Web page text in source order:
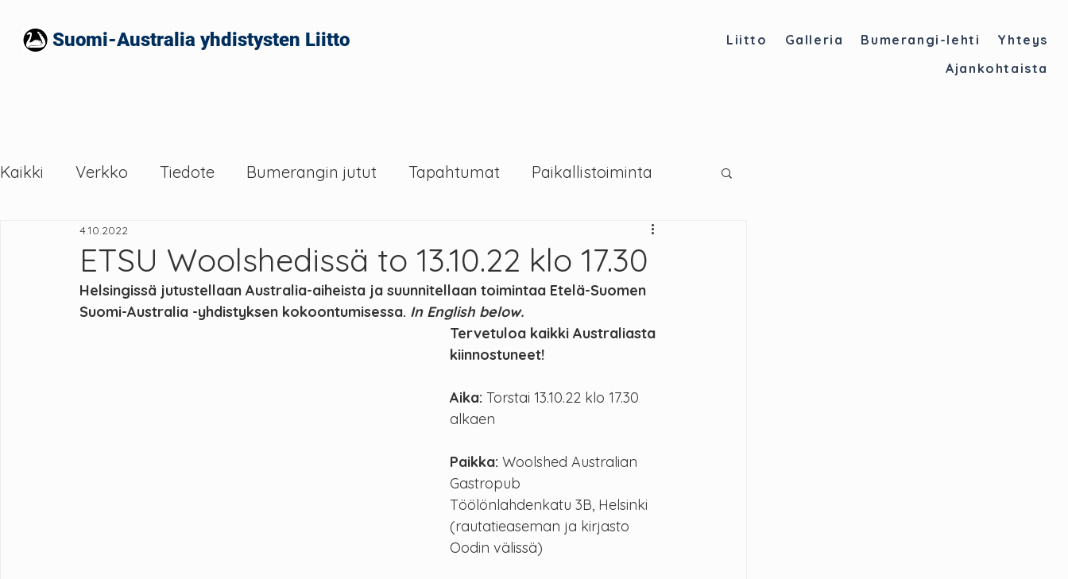
Suomi-Australia yhdistysten Liitto Liitto Galleria Bumerangi-lehti
Yhteys
Ajankohtaista
Kaikki Verkko Tiedote Bumerangin jutut Tapahtumat Paikallistoiminta
ETSU Woolshedissä to 13.10.22 klo 17.30
4.10.2022
Helsingissä jutustellaan Australia-aiheista ja suunnitellaan toimintaa Etelä-Suomen
Suomi-Australia -yhdistyksen kokoontumisessa. In English below.
Tervetuloa kaikki Australiasta
kiinnostuneet!
Aika: Torstai 13.10.22 klo 17.30
alkaen
Paikka: Woolshed Australian
Gastropub
Töölönlahdenkatu 3B, Helsinki
(rautatieaseman ja kirjasto
Oodin välissä)